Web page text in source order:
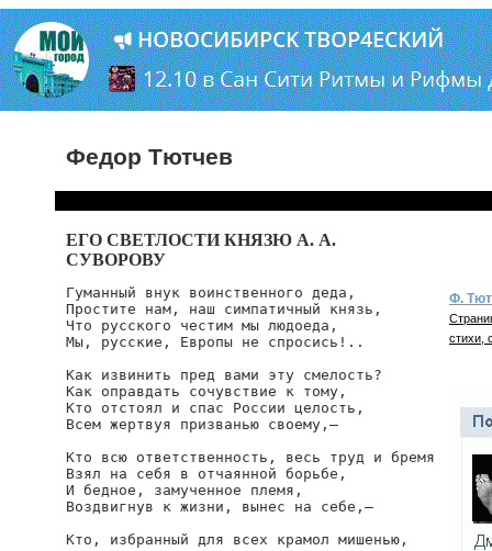
Федор Тютчев
ЕГО СВЕТЛОСТИ КНЯЗЮ А. А.
СУВОРОВУ
Гуманный внук воинственного деда,
Простите нам, наш симпатичный князь,
Что русского честим мы людоеда,
Мы, русские, Европы не спросись!..
Как извинить пред вами эту смелость?
Как оправдать сочувствие к тому,
Кто отстоял и спас России целость,
Всем жертвуя призванью своему,—
Кто всю ответственность, весь труд и бремя
Взял на себя в отчаянной борьбе,
И бедное, замученное племя,
Воздвигнув к жизни, вынес на себе,—
Кто, избранный для всех крамол мишенью,
Ф.
стихи,